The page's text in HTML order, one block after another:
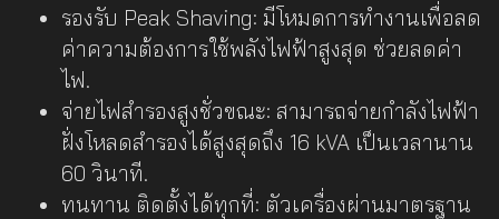
รองรับ Peak Shaving: มีโหมดการทำงานเพื่อลด
ค่าความต้องการใช้พลังไฟฟ้าสูงสุด ช่วยลดค่า
ไฟ.
จ่ายไฟสำรองสูงชั่วขณะ: สามารถจ่ายกำลังไฟฟ้า
ฝั่งโหลดสำรองได้สูงสุดถึง 16 kVA เป็นเวลานาน
60 วินาที.
ทนทาน ติดตั้งได้ทุกที่: ตัวเครื่องผ่านมาตรฐาน